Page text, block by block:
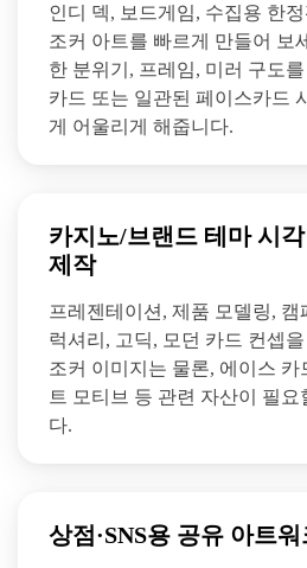
인디 덱, 보드게임, 수집용 한
조커 아트를 빠르게 만들어 보
한 분위기, 프레임, 미러 구도
카드 또는 일관된 페이스카드
게 어울리게 해줍니다.
카지노/브랜드 테마 시
제작
프레젠테이션, 제품 모델링,
럭셔리, 고딕, 모던 카드 컨셉
조커 이미지는 물론, 에이스 카
트 모티브 등 관련 자산이 필요
다.
상점·SNS용 공유 아트